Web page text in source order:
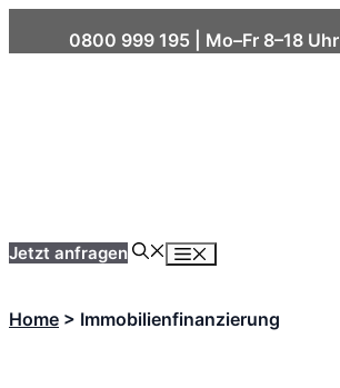
to
0800 999 195 | Mo–Fr 8–18 Uhr
Jetzt anfragen Menu
Home > Immobilienfinanzierung